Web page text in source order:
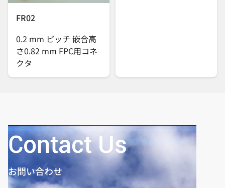
FR02
0.2 mm ピッチ 嵌合高
さ0.82 mm FPC用コネ
クタ
Contact Us
お問い合わせ